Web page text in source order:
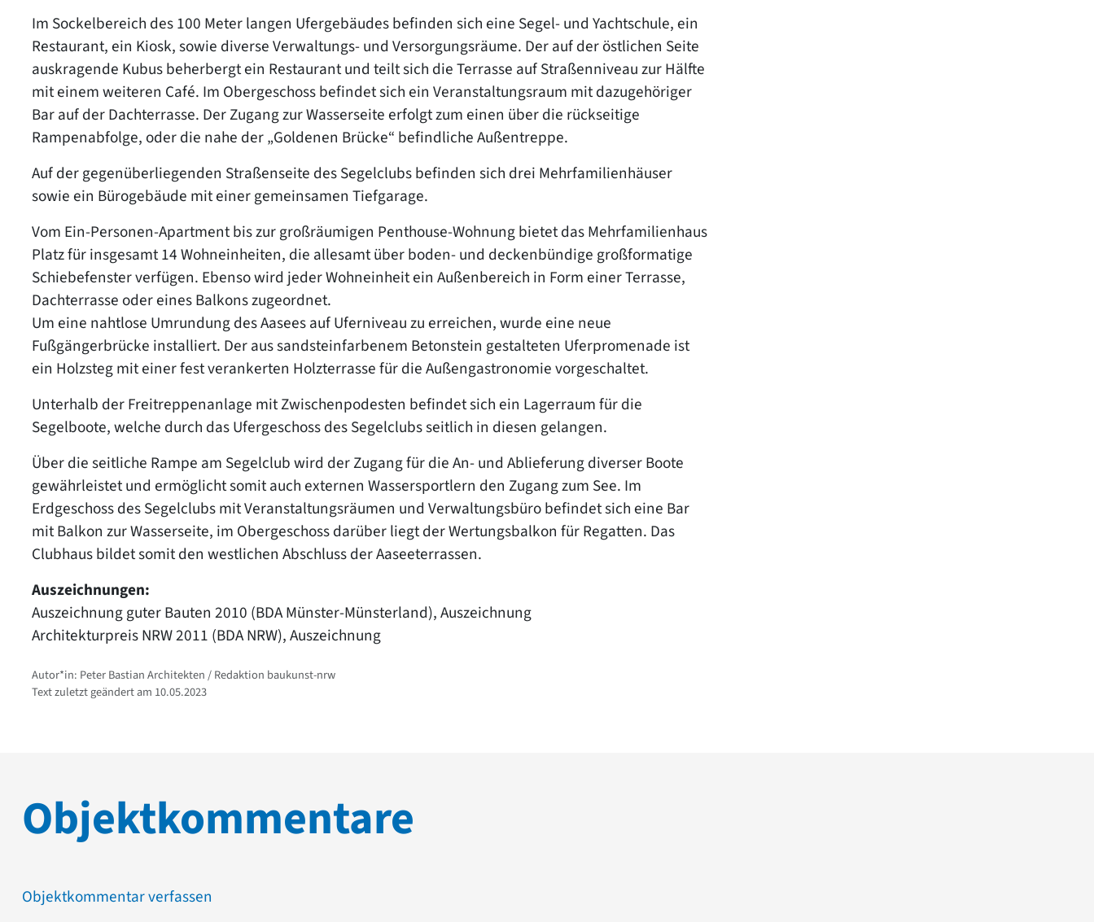
Im Sockelbereich des 100 Meter langen Ufergebäudes befinden sich eine Segel- und Yachtschule, ein
Restaurant, ein Kiosk, sowie diverse Verwaltungs- und Versorgungsräume. Der auf der östlichen Seite
auskragende Kubus beherbergt ein Restaurant und teilt sich die Terrasse auf Straßenniveau zur Hälfte
mit einem weiteren Café. Im Obergeschoss befindet sich ein Veranstaltungsraum mit dazugehöriger
Bar auf der Dachterrasse. Der Zugang zur Wasserseite erfolgt zum einen über die rückseitige
Rampenabfolge, oder die nahe der „Goldenen Brücke“ befindliche Außentreppe.
Auf der gegenüberliegenden Straßenseite des Segelclubs befinden sich drei Mehrfamilienhäuser
sowie ein Bürogebäude mit einer gemeinsamen Tiefgarage.
Vom Ein-Personen-Apartment bis zur großräumigen Penthouse-Wohnung bietet das Mehrfamilienhaus
Platz für insgesamt 14 Wohneinheiten, die allesamt über boden- und deckenbündige großformatige
Schiebefenster verfügen. Ebenso wird jeder Wohneinheit ein Außenbereich in Form einer Terrasse,
Dachterrasse oder eines Balkons zugeordnet.
Um eine nahtlose Umrundung des Aasees auf Uferniveau zu erreichen, wurde eine neue
Fußgängerbrücke installiert. Der aus sandsteinfarbenem Betonstein gestalteten Uferpromenade ist
ein Holzsteg mit einer fest verankerten Holzterrasse für die Außengastronomie vorgeschaltet.
Unterhalb der Freitreppenanlage mit Zwischenpodesten befindet sich ein Lagerraum für die
Segelboote, welche durch das Ufergeschoss des Segelclubs seitlich in diesen gelangen.
Über die seitliche Rampe am Segelclub wird der Zugang für die An- und Ablieferung diverser Boote
gewährleistet und ermöglicht somit auch externen Wassersportlern den Zugang zum See. Im
Erdgeschoss des Segelclubs mit Veranstaltungsräumen und Verwaltungsbüro befindet sich eine Bar
mit Balkon zur Wasserseite, im Obergeschoss darüber liegt der Wertungsbalkon für Regatten. Das
Clubhaus bildet somit den westlichen Abschluss der Aaseeterrassen.
Auszeichnungen:
Auszeichnung guter Bauten 2010 (BDA Münster-Münsterland), Auszeichnung
Architekturpreis NRW 2011 (BDA NRW), Auszeichnung
Autor*in: Peter Bastian Architekten / Redaktion baukunst-nrw
Text zuletzt geändert am 10.05.2023
Objektkommentare
Objektkommentar verfassen